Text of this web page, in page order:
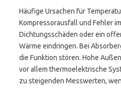
Häufige Ursachen für
Kompressorausfall und Fehler
Dichtungsschäden oder ein
Wärme eindringen. Bei
die Funktion stören. Hohe
vor allem thermoelektrische
zu steigenden Messwerten,